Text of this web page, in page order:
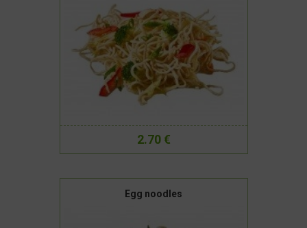
2.70 €
Egg noodles